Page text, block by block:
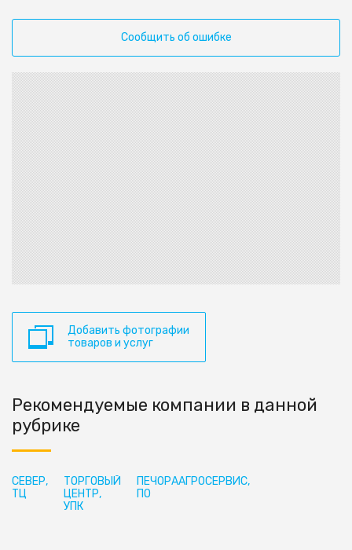
Сообщить об ошибке
Добавить фотографии
товаров и услуг
Рекомендуемые компании в данной
рубрике
СЕВЕР,
ТЦ
ТОРГОВЫЙ
ЦЕНТР,
УПК
ПЕЧОРААГРОСЕРВИС,
ПО